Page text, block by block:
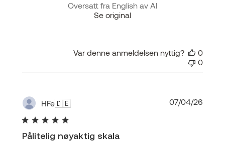
Oversatt fra English av AI
Se original
Var denne anmeldelsen nyttig?
0
0
HFe🇩🇪
Pålitelig nøyaktig skala
07/04/26